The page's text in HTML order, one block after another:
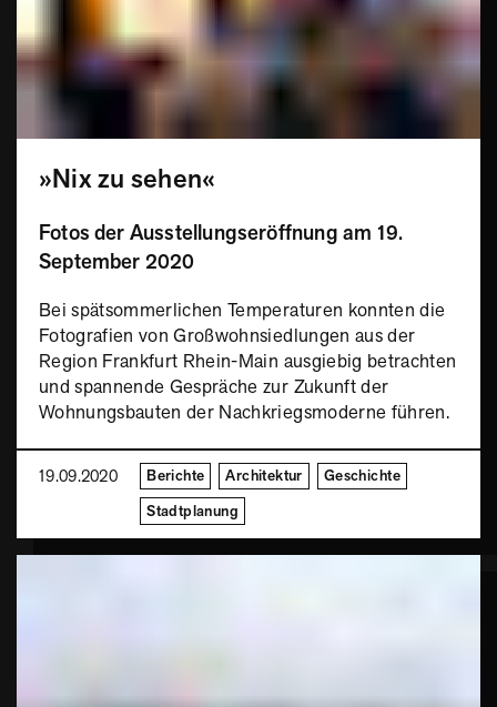
»Nix zu sehen«
Fotos der Ausstellungseröffnung am 19.
September 2020
Bei spätsommerlichen Temperaturen konnten die
Fotografien von Großwohnsiedlungen aus der
Region Frankfurt Rhein-Main ausgiebig betrachten
und spannende Gespräche zur Zukunft der
Wohnungsbauten der Nachkriegsmoderne führen.
19.09.2020 Berichte Architektur
Geschichte
Stadtplanung